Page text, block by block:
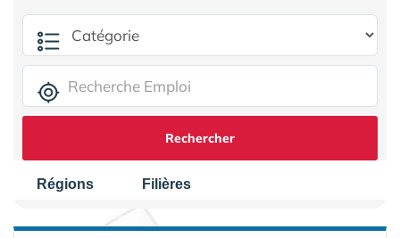
Rechercher
Régions Filières